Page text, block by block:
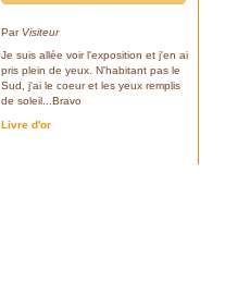
Par Visiteur
Je suis allée voir l'exposition et j'en ai
pris plein de yeux. N'habitant pas le
Sud, j'ai le coeur et les yeux remplis
de soleil...Bravo
Livre d'or